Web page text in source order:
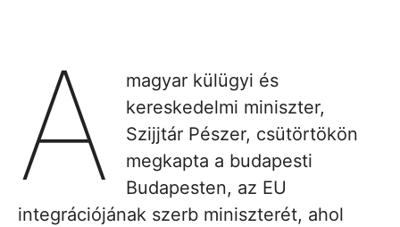
A
magyar külügyi és
kereskedelmi miniszter,
Szijjtár Pészer, csütörtökön
megkapta a budapesti
Budapesten, az EU
integrációjának szerb miniszterét, ahol